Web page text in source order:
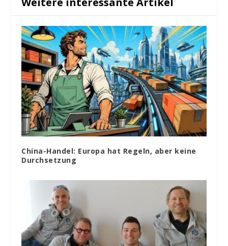
China-Handel: Europa hat Regeln, aber keine
Durchsetzung